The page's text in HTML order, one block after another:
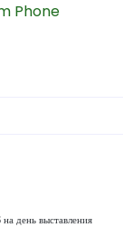
Phone
день выставления